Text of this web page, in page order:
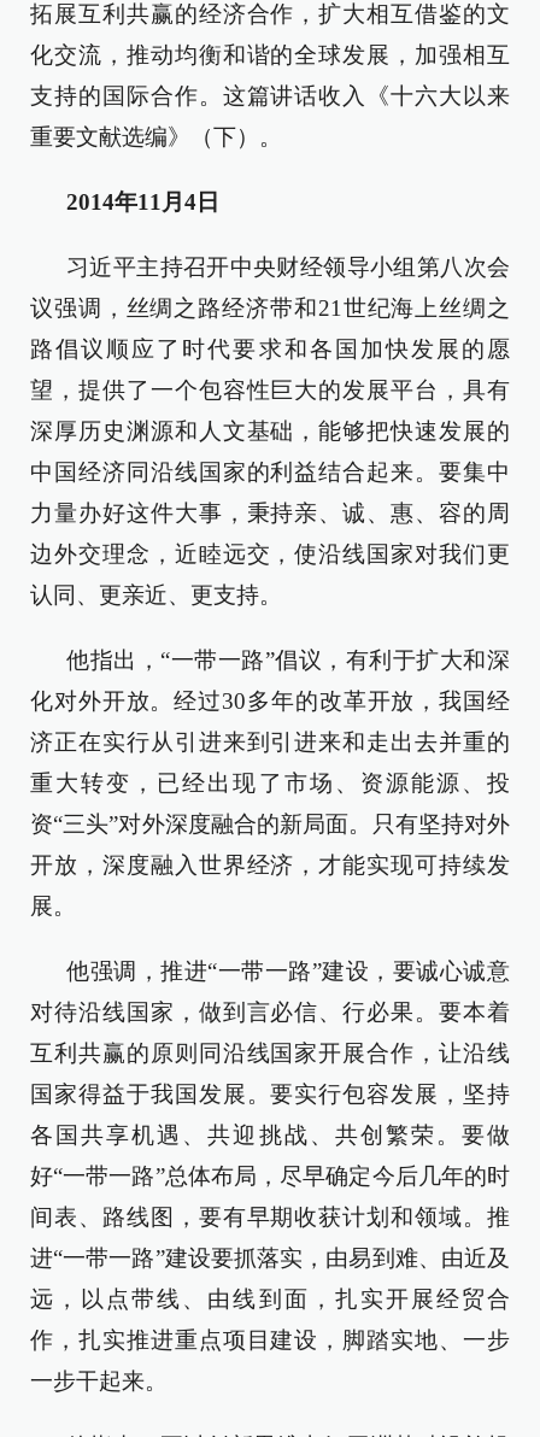
拓展互利共赢的经济合作，扩大相互借鉴的文
化交流，推动均衡和谐的全球发展，加强相互
支持的国际合作。这篇讲话收入《十六大以来
重要文献选编》（下）。
2014年11月4日
习近平主持召开中央财经领导小组第八次会
议强调，丝绸之路经济带和21世纪海上丝绸之
路倡议顺应了时代要求和各国加快发展的愿
望，提供了一个包容性巨大的发展平台，具有
深厚历史渊源和人文基础，能够把快速发展的
中国经济同沿线国家的利益结合起来。要集中
力量办好这件大事，秉持亲、诚、惠、容的周
边外交理念，近睦远交，使沿线国家对我们更
认同、更亲近、更支持。
他指出，“一带一路”倡议，有利于扩大和深
化对外开放。经过30多年的改革开放，我国经
济正在实行从引进来到引进来和走出去并重的
重大转变，已经出现了市场、资源能源、投
资“三头”对外深度融合的新局面。只有坚持对外
开放，深度融入世界经济，才能实现可持续发
展。
他强调，推进“一带一路”建设，要诚心诚意
对待沿线国家，做到言必信、行必果。要本着
互利共赢的原则同沿线国家开展合作，让沿线
国家得益于我国发展。要实行包容发展，坚持
各国共享机遇、共迎挑战、共创繁荣。要做
好“一带一路”总体布局，尽早确定今后几年的时
间表、路线图，要有早期收获计划和领域。推
进“一带一路”建设要抓落实，由易到难、由近及
远，以点带线、由线到面，扎实开展经贸合
作，扎实推进重点项目建设，脚踏实地、一步
一步干起来。